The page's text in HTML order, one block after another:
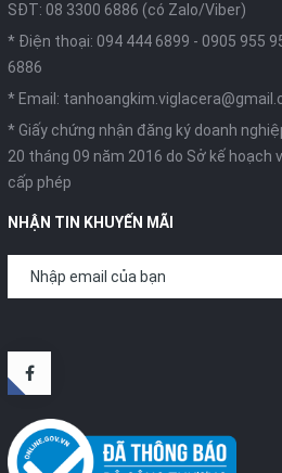
SĐT: 08 3300 6886 (có Zalo/Viber)
* Điện thoại: 094 444 6899 - 0905 955
6886
* Email:
* Giấy chứng nhận đăng ký doanh
20 tháng 09 năm 2016 do Sở kế hoạch
cấp phép
NHẬN TIN KHUYẾN MÃI